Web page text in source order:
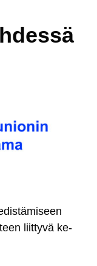
liit­ty­vä ke­